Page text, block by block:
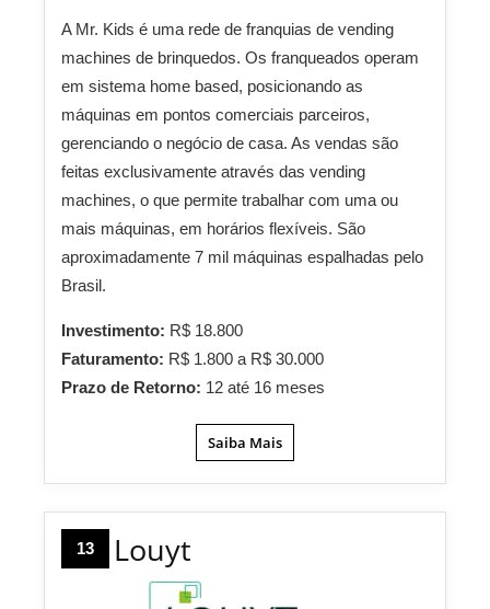
A Mr. Kids é uma rede de franquias de vending
machines de brinquedos. Os franqueados operam
em sistema home based, posicionando as
máquinas em pontos comerciais parceiros,
gerenciando o negócio de casa. As vendas são
feitas exclusivamente através das vending
machines, o que permite trabalhar com uma ou
mais máquinas, em horários flexíveis. São
aproximadamente 7 mil máquinas espalhadas pelo
Brasil.
Investimento: R$ 18.800
Faturamento: R$ 1.800 a R$ 30.000
Prazo de Retorno: 12 até 16 meses
Saiba Mais
13 Louyt